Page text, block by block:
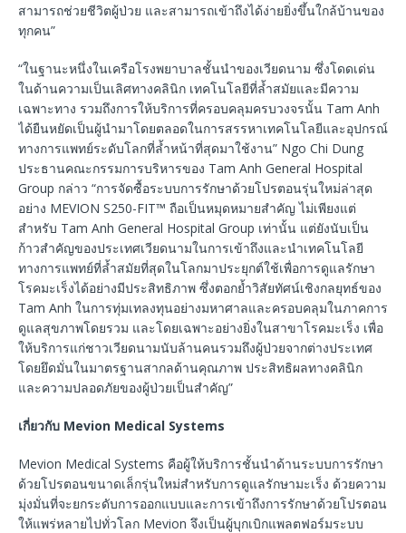
สามารถช่วยชีวิตผู้ป่วย และสามารถเข้าถึงได้ง่ายยิ่งขึ้นใกล้บ้านของ
ทุกคน”
“ในฐานะหนึ่งในเครือโรงพยาบาลชั้นนำของเวียดนาม ซึ่งโดดเด่น
ในด้านความเป็นเลิศทางคลินิก เทคโนโลยีที่ล้ำสมัยและมีความ
เฉพาะทาง รวมถึงการให้บริการที่ครอบคลุมครบวงจรนั้น Tam Anh
ได้ยืนหยัดเป็นผู้นำมาโดยตลอดในการสรรหาเทคโนโลยีและอุปกรณ์
ทางการแพทย์ระดับโลกที่ล้ำหน้าที่สุดมาใช้งาน” Ngo Chi Dung
ประธานคณะกรรมการบริหารของ Tam Anh General Hospital
Group กล่าว “การจัดซื้อระบบการรักษาด้วยโปรตอนรุ่นใหม่ล่าสุด
อย่าง MEVION S250-FIT™ ถือเป็นหมุดหมายสำคัญ ไม่เพียงแต่
สำหรับ Tam Anh General Hospital Group เท่านั้น แต่ยังนับเป็น
ก้าวสำคัญของประเทศเวียดนามในการเข้าถึงและนำเทคโนโลยี
ทางการแพทย์ที่ล้ำสมัยที่สุดในโลกมาประยุกต์ใช้เพื่อการดูแลรักษา
โรคมะเร็งได้อย่างมีประสิทธิภาพ ซึ่งตอกย้ำวิสัยทัศน์เชิงกลยุทธ์ของ
Tam Anh ในการทุ่มเทลงทุนอย่างมหาศาลและครอบคลุมในภาคการ
ดูแลสุขภาพโดยรวม และโดยเฉพาะอย่างยิ่งในสาขาโรคมะเร็ง เพื่อ
ให้บริการแก่ชาวเวียดนามนับล้านคนรวมถึงผู้ป่วยจากต่างประเทศ
โดยยึดมั่นในมาตรฐานสากลด้านคุณภาพ ประสิทธิผลทางคลินิก
และความปลอดภัยของผู้ป่วยเป็นสำคัญ”
เกี่ยวกับ Mevion Medical Systems
Mevion Medical Systems คือผู้ให้บริการชั้นนำด้านระบบการรักษา
ด้วยโปรตอนขนาดเล็กรุ่นใหม่สำหรับการดูแลรักษามะเร็ง ด้วยความ
มุ่งมั่นที่จะยกระดับการออกแบบและการเข้าถึงการรักษาด้วยโปรตอน
ให้แพร่หลายไปทั่วโลก Mevion จึงเป็นผู้บุกเบิกแพลตฟอร์มระบบ